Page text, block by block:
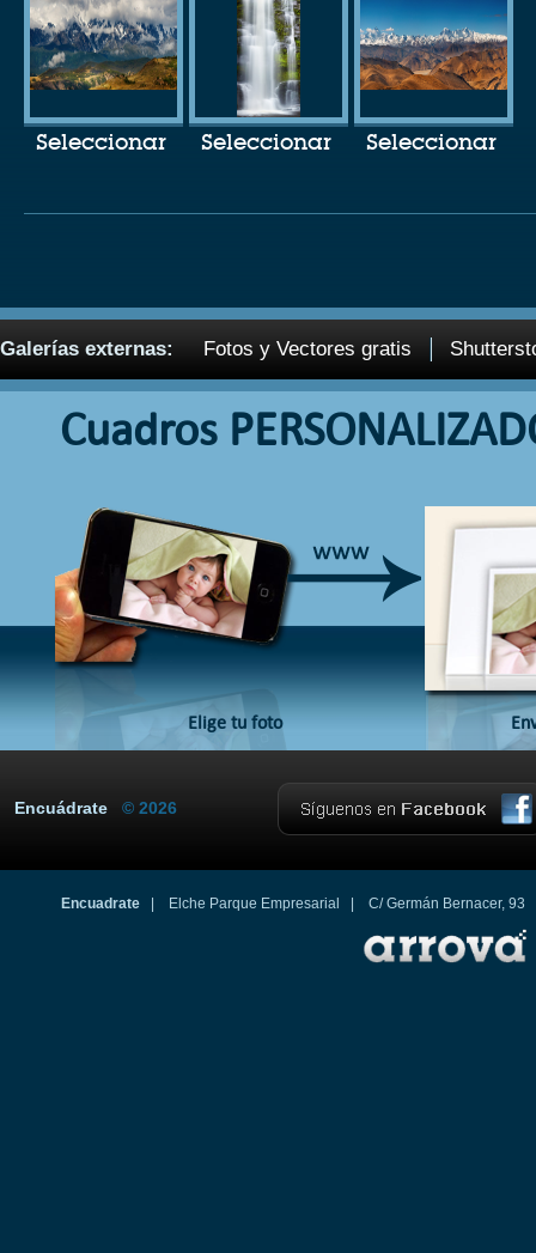
Seleccionar Seleccionar Seleccionar
Galerías externas: Fotos y Vectores gratis
Cuadros
Elige tu foto
Encuádrate © 2026
Encuadrate | Elche Parque Empresarial | C/ Germán Bernacer, 93